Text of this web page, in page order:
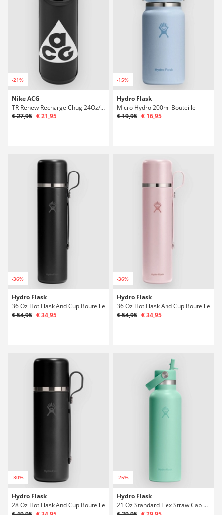
-21%
Nike ACG
TR Renew Recharge Chug 24Oz/709ml Grph Bouteille
€ 27,95 € 21,95
-15%
Hydro Flask
Micro Hydro 200ml Bouteille
€ 19,95 € 16,95
-36%
Hydro Flask
36 Oz Hot Flask And Cup Bouteille
€ 54,95 € 34,95
-36%
Hydro Flask
36 Oz Hot Flask And Cup Bouteille
€ 54,95 € 34,95
-30%
Hydro Flask
28 Oz Hot Flask And Cup Bouteille
-25%
Hydro Flask
21 Oz Standard Flex Straw Cap Bouteille